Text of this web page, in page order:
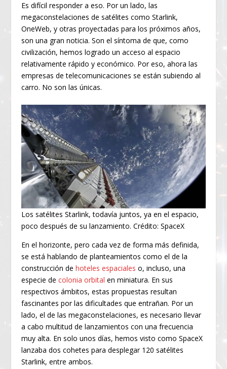
Es difícil responder a eso. Por un lado, las
megaconstelaciones de satélites como Starlink,
OneWeb, y otras proyectadas para los próximos años,
son una gran noticia. Son el síntoma de que, como
civilización, hemos logrado un acceso al espacio
relativamente rápido y económico. Por eso, ahora las
empresas de telecomunicaciones se están subiendo al
carro. No son las únicas.
Los satélites Starlink, todavía juntos, ya en el espacio,
poco después de su lanzamiento. Crédito: SpaceX
En el horizonte, pero cada vez de forma más definida,
se está hablando de planteamientos como el de la
construcción dehoteles espaciales o, incluso, una
especie decolonia orbital en miniatura. En sus
respectivos ámbitos, estas propuestas resultan
fascinantes por las dificultades que entrañan. Por un
lado, el de las megaconstelaciones, es necesario llevar
a cabo multitud de lanzamientos con una frecuencia
muy alta. En solo unos días, hemos visto como SpaceX
lanzaba dos cohetes para desplegar 120 satélites
Starlink, entre ambos.